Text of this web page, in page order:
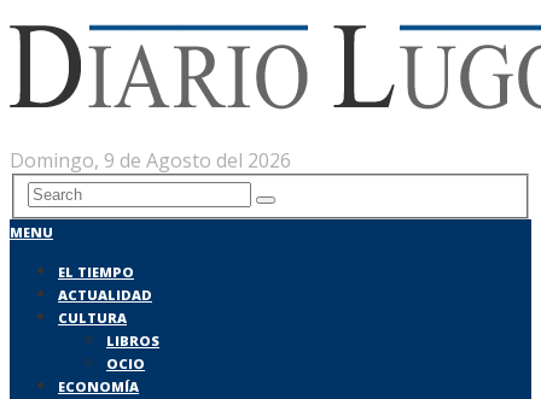
Domingo, 9 de Agosto del 2026
MENU
EL TIEMPO
ACTUALIDAD
CULTURA
LIBROS
OCIO
ECONOMÍA